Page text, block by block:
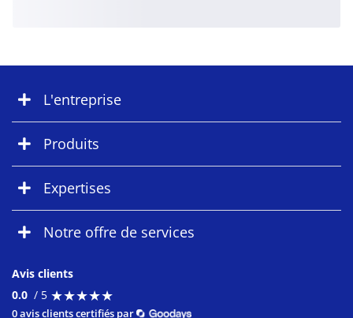
L'entreprise
Produits
Expertises
Notre offre de services
Avis clients
0.0 / 5 ★★★★★
★★★★★
0 avis clients certifiés par